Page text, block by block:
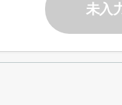
未入